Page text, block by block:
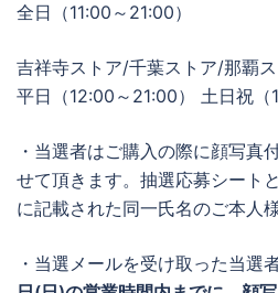
全日（11:00～21:00）
吉祥寺ストア/千葉ストア/那覇
平日（12:00～21:00） 土日祝（
・当選者はご購入の際に顔写真
せて頂きます。抽選応募シート
に記載された同一氏名のご本人
・当選メールを受け取った当選者